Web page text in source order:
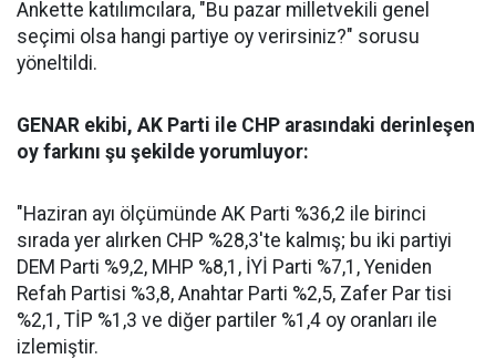
Ankette katılımcılara, "Bu pazar milletvekili genel
seçimi olsa hangi partiye oy verirsiniz?" sorusu
yöneltildi.
GENAR ekibi, AK Parti ile CHP arasındaki derinleşen
oy farkını şu şekilde yorumluyor:
"Haziran ayı ölçümünde AK Parti %36,2 ile birinci
sırada yer alırken CHP %28,3'te kalmış; bu iki partiyi
DEM Parti %9,2, MHP %8,1, İYİ Parti %7,1, Yeniden
Refah Partisi %3,8, Anahtar Parti %2,5, Zafer Par tisi
%2,1, TİP %1,3 ve diğer partiler %1,4 oy oranları ile
izlemiştir.